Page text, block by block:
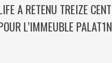
A RETENU TREIZE CENT
L’IMMEUBLE PALAT1N